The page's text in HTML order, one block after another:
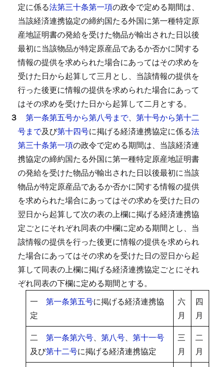
定に係る法第三十条第一項の政令で定める期間は、
当該経済連携協定の締約国たる外国に第一種特定原
産地証明書の発給を受けた物品が輸出された日以後
最初に当該物品が特定原産品であるか否かに関する
情報の提供を求められた場合にあってはその求めを
受けた日から起算して三月とし、当該情報の提供を
行った後更に情報の提供を求められた場合にあって
はその求めを受けた日から起算して二月とする。
３ 第一条第五号から第八号まで、 第十号から第十二
号まで及び第十四号に掲げる経済連携協定に係る法
第三十条第一項の政令で定める期間は、当該経済連
携協定の締約国たる外国に第一種特定原産地証明書
の発給を受けた物品が輸出された日以後最初に当該
物品が特定原産品であるか否かに関する情報の提供
を求められた場合にあってはその求めを受けた日の
翌日から起算して次の表の上欄に掲げる経済連携協
定ごとにそれぞれ同表の中欄に定める期間とし、当
該情報の提供を行った後更に情報の提供を求められ
た場合にあってはその求めを受けた日の翌日から起
算して同表の上欄に掲げる経済連携協定ごとにそれ
ぞれ同表の下欄に定める期間とする。
一 第一条第五号に掲げる経済連携協
定
六
月
四
月
二 第一条第六号、 第八号、 第十一号
及び第十二号に掲げる経済連携協定
三
月
二
月